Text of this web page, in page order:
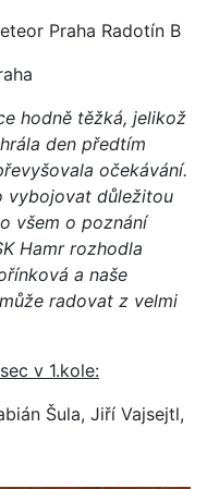
Praha Radotín B
hodně těžká, jelikož
den předtím
očekávání.
vybojovat důležitou
všem o poznání
Hamr rozhodla
a naše
radovat z velmi
v 1.kole:
Šula, Jiří Vajsejtl,